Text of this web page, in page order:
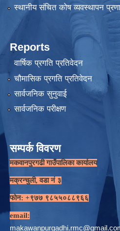
स्थानीय संचित कोष व्यवस्थापन
Reports
वार्षिक प्रगति प्रतिवेदन
चौमासिक प्रगति प्रतिवेदन
सार्वजनिक सुनुवाई
सार्वजनिक परीक्षण
सम्पर्क विवरण
मकवानपुरगढी गाउँपालिका कार्यालय
मक्रन्चुली, वडा नं ३
फोन: +९७७ ९८५५०८८९६६
email: